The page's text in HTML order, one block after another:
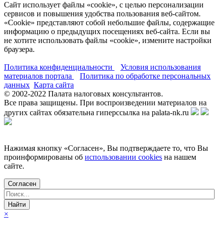
Сайт использует файлы «cookie», с целью персонализации
сервисов и повышения удобства пользования веб-сайтом.
«Cookie» представляют собой небольшие файлы, содержащие
информацию о предыдущих посещениях веб-сайта. Если вы
не хотите использовать файлы «cookie», измените настройки
браузера.
Политика конфиденциальности
Условия использования
материалов портала
Политика по обработке персональных
данных Карта сайта
© 2002-2022 Палата налоговых консультантов.
Все права защищены. При воспроизведении материалов на
других сайтах обязательна гиперссылка на palata-nk.ru
Нажимая кнопку «Согласен», Вы подтверждаете то, что Вы
проинформированы об использовании cookies на нашем
сайте.
Согласен
×